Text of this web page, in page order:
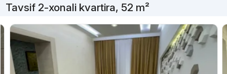
Tavsif 2-xonali kvartira, 52 m²